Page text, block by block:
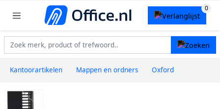
Kantoorartikelen Mappen en ordners Oxford